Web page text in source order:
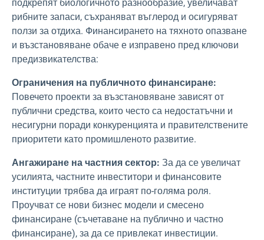
подкрепят биологичното разнообразие, увеличават
рибните запаси, съхраняват въглерод и осигуряват
ползи за отдиха. Финансирането на тяхното опазване
и възстановяване обаче е изправено пред ключови
предизвикателства:
Ограничения на публичното финансиране:
Повечето проекти за възстановяване зависят от
публични средства, които често са недостатъчни и
несигурни поради конкуренцията и правителствените
приоритети като промишленото развитие.
Ангажиране на частния сектор: За да се увеличат
усилията, частните инвеститори и финансовите
институции трябва да играят по-голяма роля.
Проучват се нови бизнес модели и смесено
финансиране (съчетаване на публично и частно
финансиране), за да се привлекат инвестиции.